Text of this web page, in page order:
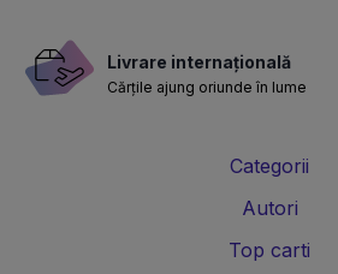
Livrare internațională
Cărțile ajung oriunde în lume
Categorii
Autori
Top carti